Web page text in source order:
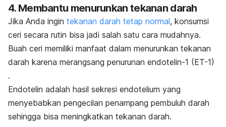
4. Membantu menurunkan tekanan darah
Jika Anda ingin tekanan darah tetap normal, konsumsi
ceri secara rutin bisa jadi salah satu cara mudahnya.
Buah ceri memiliki manfaat dalam menurunkan tekanan
darah karena merangsang penurunan endotelin-1 (ET-1)
.
Endotelin adalah hasil sekresi endotelium yang
menyebabkan pengecilan penampang pembuluh darah
sehingga bisa meningkatkan tekanan darah.